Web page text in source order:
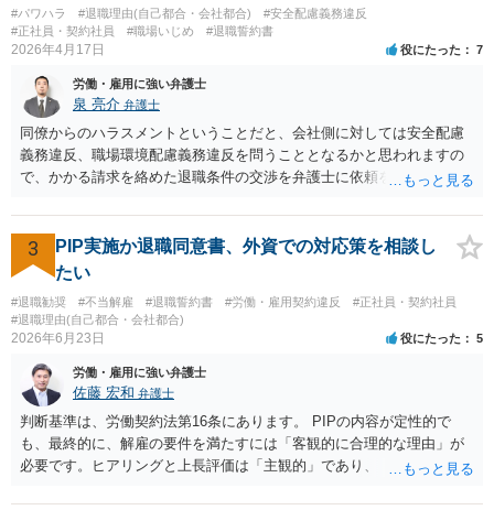
#パワハラ #退職理由(自己都合・会社都合)
#安全配慮義務違反
#正社員・契約社員
#職場いじめ #退職誓約書
2026年4月17日 役にたった 7
労働・雇用に強い弁護士
泉 亮介 弁護士
同僚からのハラスメントということだと、会社側に対しては安全配慮
義務違反、職場環境配慮義務違反を問うこととなるかと思われますの
で、かかる請求を絡めた退職条件の交渉を弁護士に依頼をされた方が
くなり全て弁護士が窓口となるため精神的な負担も軽くなるでしょ
う。
3
PIP実施か退職同意書、外資での対応策を相談し
たい
#退職勧奨 #不当解雇 #退職誓約書 #労働・雇用契約違反
#正社員・契約社員
#退職理由(自己都合・会社都合)
2026年6月23日 役にたった 5
労働・雇用に強い弁護士
佐藤 宏和 弁護士
判断基準は、労働契約法第16条にあります。 PIPの内容が定性的で
も、最終的に、解雇の要件を満たすには「客観的に合理的な理由」が
必要です。ヒアリングと上長評価は「主観的」であり、「客観的に合
利に使うのは難しいです。ですから、これを達成しなければ退職す